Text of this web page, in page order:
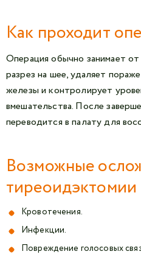
Как проходит
Операция обычно занимает
разрез на шее, удаляет
железы и контролирует
вмешательства. После
переводится в палату для
Возможные
тиреоидэктомии
Кровотечения.
Инфекции.
Повреждение голосовых